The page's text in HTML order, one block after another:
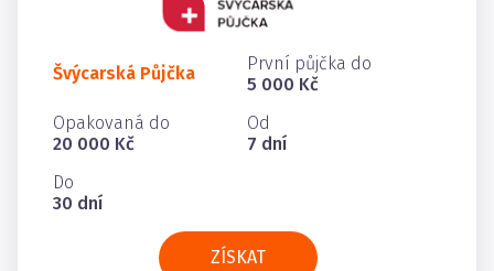
Švýcarská Půjčka
První půjčka do
5 000 Kč
Opakovaná do
20 000 Kč
Od
7 dní
Do
30 dní
ZÍSKAT